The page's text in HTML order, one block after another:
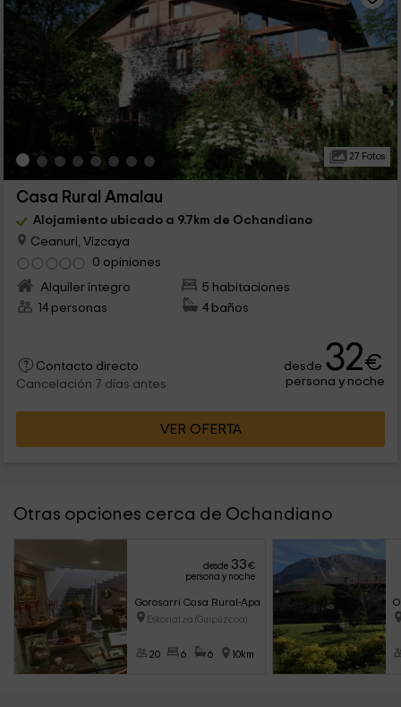
27 Fotos
Casa Rural Amalau
Alojamiento ubicado a 9.7km de Ochandiano
Ceanuri, Vizcaya
0 opiniones
Alquiler íntegro
5 habitaciones
14 personas
4 baños
Contacto directo
Cancelación 7 días antes
desde 32€
persona y noche
VER OFERTA
Otras opciones cerca de Ochandiano
desde 33€
persona y noche
Gorosarri Casa Rural-Apartamentos
Eskoriatza (Guipúzcoa)
20 6 6 10km